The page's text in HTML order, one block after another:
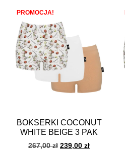
PROMOCJA!
BOKSERKI COCONUT
WHITE BEIGE 3 PAK
267,00zł 239,00 zł